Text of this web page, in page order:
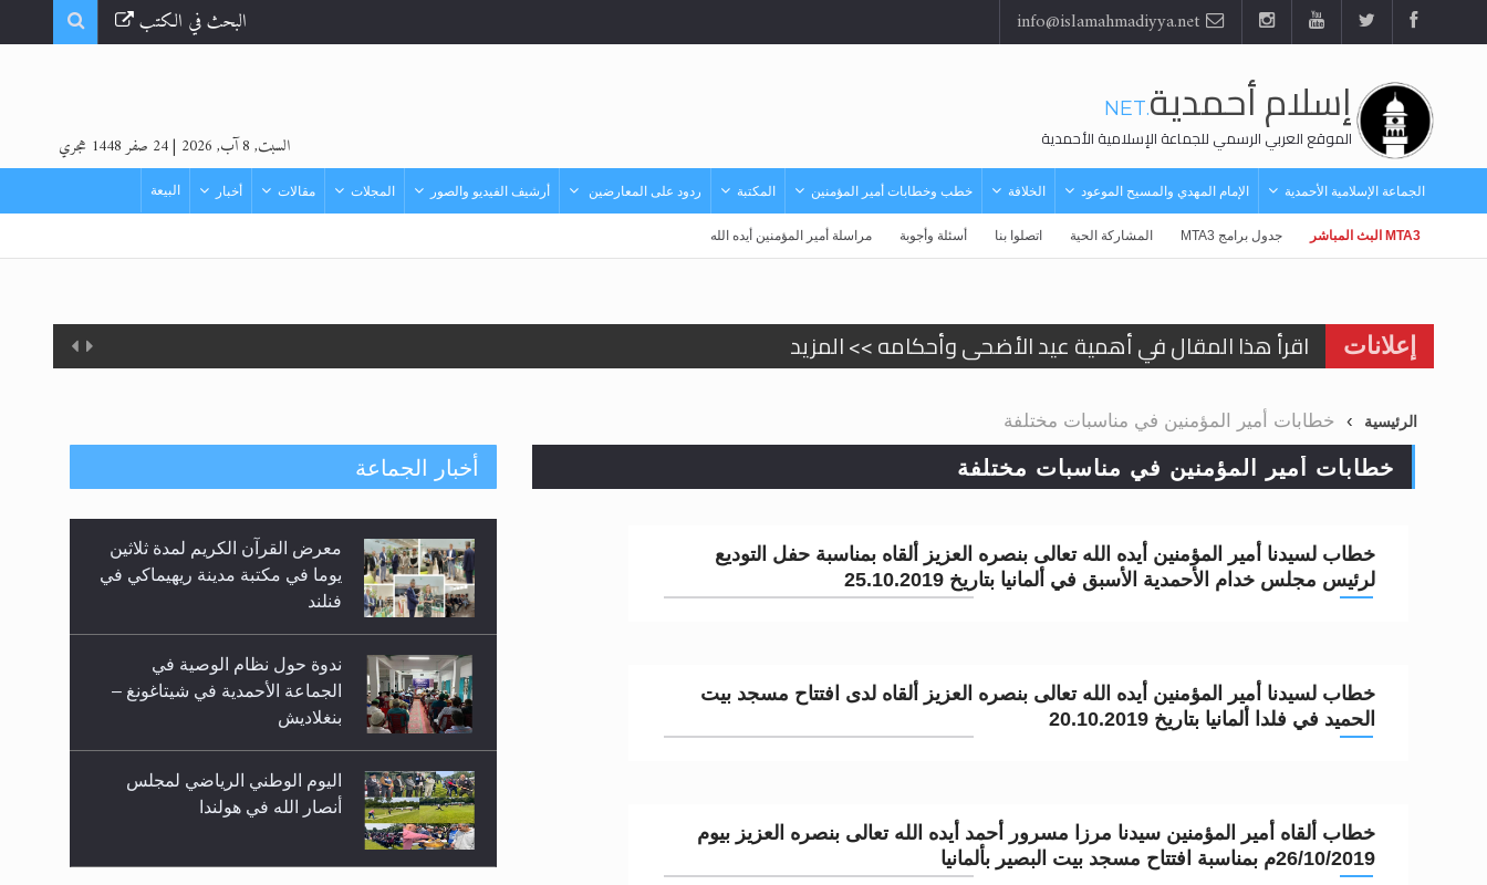
البحث في الكتب
إسلام أحمدية.NET
الموقع العربي الرسمي للجماعة الإسلامية الأحمدية السبت, 8 آب, 2026 |24 صفر 1448 هجري
الجماعة الإسلامية الأحمدية الإمام المهدي والمسيح الموعود الخلافة خطب وخطابات أمير المؤمنين المكتبة ردود على المعارضين أرشيف الفيديو والصور المجلات مقالات أخبار البيعة
MTA3 البث المباشر جدول برامج MTA3 المشاركة الحية اتصلوا بنا أسئلة وأجوبة مراسلة أمير المؤمنين أيده الله
إعلانات
اقرأ هذا المقال في أهمية عيد الأضحى وأحكامه >> المزيد
الحجّ.. دلالات، حِكم، وأهداف >> المزيد
تعميم هامّ لأفراد الجماعة >> المزيد
تعميم هامّ لأفراد الجماعة >> المزيد
إعلان هامّ بخصوص الرسائل المرسلة إلى حضرة امير المؤمنين أيده الله والمكتب العربي >> المزيد
اقرأ هذا الكتاب وتعرّف على حقيقة الإسراء والمعراج >> المزيد
عرض مصوَّر لأقوال المستشرقين في خاتم النبيين صلى الله عليه وسلم >> المزيد
الرئيسية خطابات أمير المؤمنين في مناسبات مختلفة
خطابات أمير المؤمنين في مناسبات مختلفة
خطاب لسيدنا أمير المؤمنين أيده الله تعالى بنصره العزيز ألقاه بمناسبة حفل التوديع
لرئيس مجلس خدام الأحمدية الأسبق في ألمانيا بتاريخ 25.10.2019
خطاب لسيدنا أمير المؤمنين أيده الله تعالى بنصره العزيز ألقاه لدى افتتاح مسجد بيت
الحميد في فلدا ألمانيا بتاريخ 20.10.2019
خطاب ألقاه أمير المؤمنين سيدنا مرزا مسرور أحمد أيده الله تعالى بنصره العزيز بيوم
26/10/2019م بمناسبة افتتاح مسجد بيت البصير بألمانيا
أخبار الجماعة
معرض القرآن الكريم لمدة ثلاثين
يوما في مكتبة مدينة ريهيماكي في
فنلند
ندوة حول نظام الوصية في
الجماعة الأحمدية في شيتاغونغ –
بنغلاديش
اليوم الوطني الرياضي لمجلس
أنصار الله في هولندا